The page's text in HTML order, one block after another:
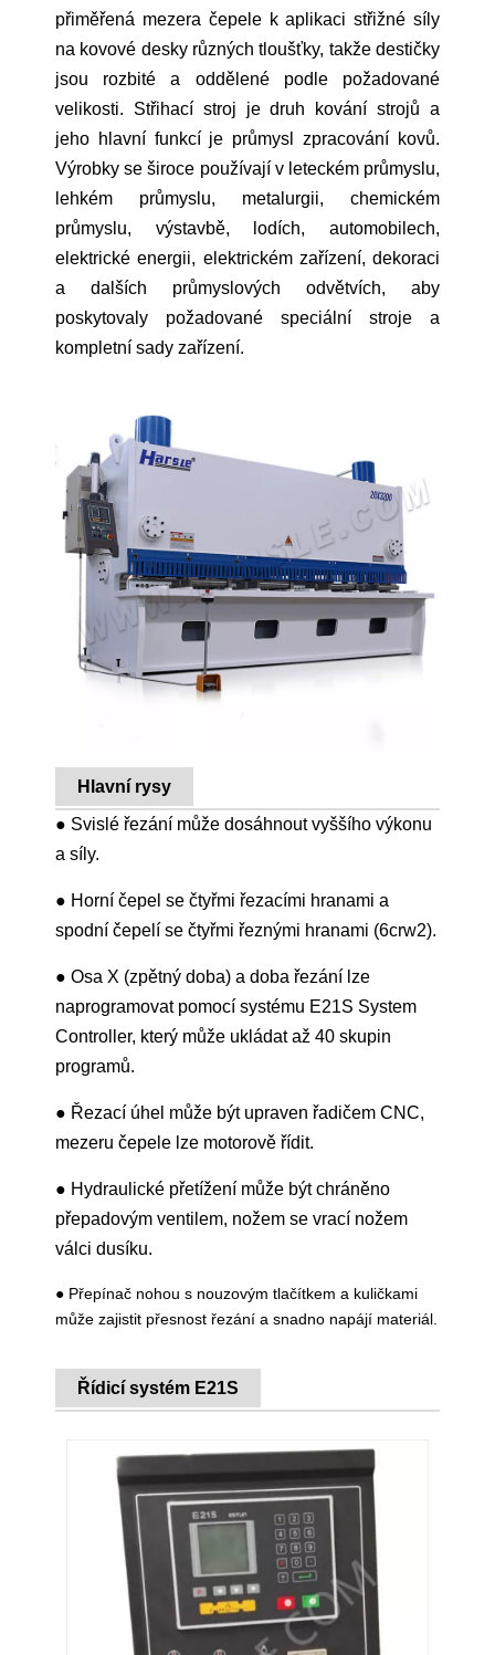
přiměřená mezera čepele k aplikaci střižné síly
na kovové desky různých tloušťky, takže destičky
jsou rozbité a oddělené podle požadované
velikosti. Střihací stroj je druh kování strojů a
jeho hlavní funkcí je průmysl zpracování kovů.
Výrobky se široce používají v leteckém průmyslu,
lehkém průmyslu, metalurgii, chemickém
průmyslu, výstavbě, lodích, automobilech,
elektrické energii, elektrickém zařízení, dekoraci
a dalších průmyslových odvětvích, aby
poskytovaly požadované speciální stroje a
kompletní sady zařízení.
Hlavní rysy
● Svislé řezání může dosáhnout vyššího výkonu
a síly.
● Horní čepel se čtyřmi řezacími hranami a
spodní čepelí se čtyřmi řeznými hranami (6crw2).
● Osa X (zpětný doba) a doba řezání lze
naprogramovat pomocí systému E21S System
Controller, který může ukládat až 40 skupin
programů.
● Řezací úhel může být upraven řadičem CNC,
mezeru čepele lze motorově řídit.
● Hydraulické přetížení může být chráněno
přepadovým ventilem, nožem se vrací nožem
válci dusíku.
● Přepínač nohou s nouzovým tlačítkem a kuličkami
může zajistit přesnost řezání a snadno napájí materiál.
Řídicí systém E21S